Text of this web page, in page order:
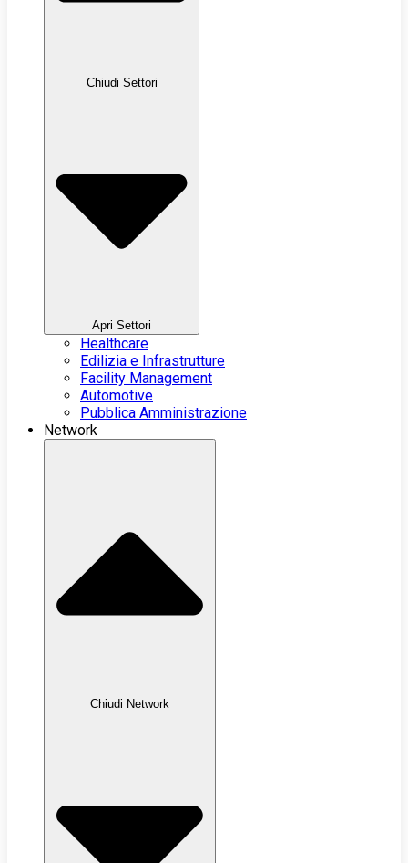
Chiudi Settori
Apri Settori
Healthcare
Edilizia e Infrastrutture
Facility Management
Automotive
Pubblica Amministrazione
Network
Chiudi Network